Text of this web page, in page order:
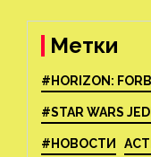
Метки
#HORIZON:
#STAR WARS
#НОВОСТИ